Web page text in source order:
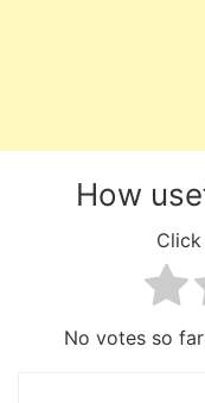
How
No votes so